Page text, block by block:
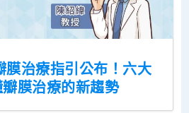
膜治療指引公布！六大
膜治療的新趨勢